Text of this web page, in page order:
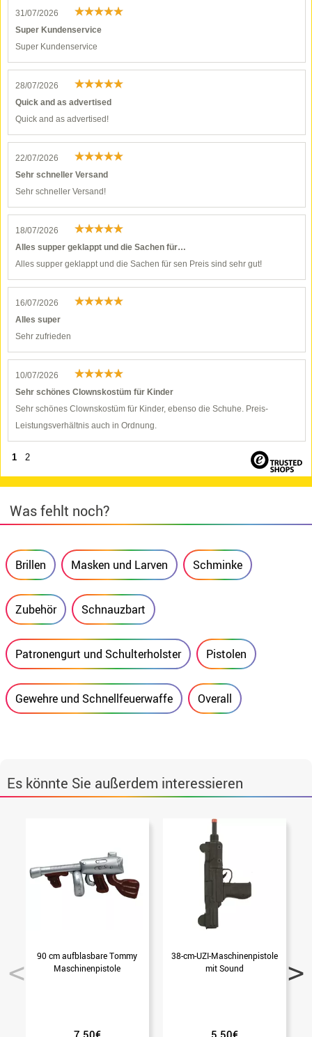
31/07/2026
Super Kundenservice
Super Kundenservice
28/07/2026
Quick and as advertised
Quick and as advertised!
22/07/2026
Sehr schneller Versand
Sehr schneller Versand!
18/07/2026
Alles supper geklappt und die Sachen für…
Alles supper geklappt und die Sachen für sen Preis sind sehr gut!
16/07/2026
Alles super
Sehr zufrieden
10/07/2026
Sehr schönes Clownskostüm für Kinder
Sehr schönes Clownskostüm für Kinder, ebenso die Schuhe. Preis-
Leistungsverhältnis auch in Ordnung.
1 2
Was fehlt noch?
Brillen Masken und Larven Schminke
Zubehör Schnauzbart
Patronengurt und Schulterholster Pistolen
Gewehre und Schnellfeuerwaffe Overall
Es könnte Sie außerdem interessieren
90 cm aufblasbare Tommy
Maschinenpistole
7.50€
38-cm-UZI-Maschinenpistole
mit Sound
5.50€